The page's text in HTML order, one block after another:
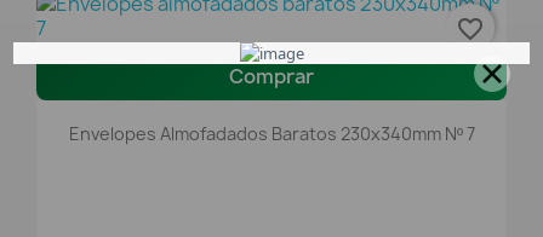
Comprar
Envelopes Almofadados Baratos 230x340mm Nº 7
favorite_border